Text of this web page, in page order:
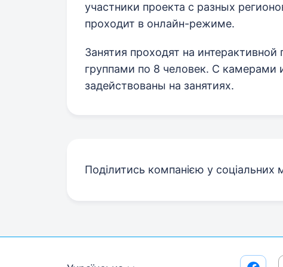
участники проекта с разных
проходит в онлайн-режиме.
Занятия проходят на
группами по 8 человек. С камерами
задействованы на занятиях.
Поділитись компанією у соціальних